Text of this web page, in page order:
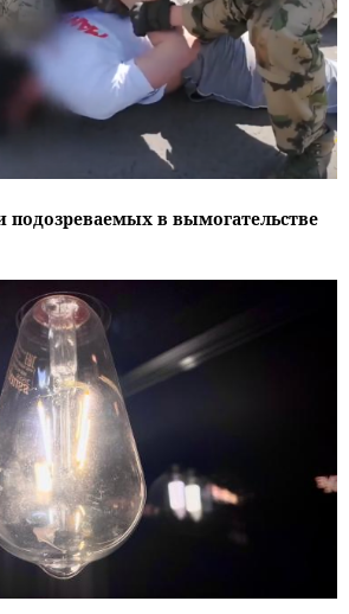
подозреваемых в вымогательстве